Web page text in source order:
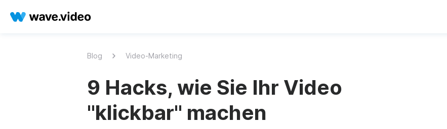
Blog Video-Marketing
9 Hacks, wie Sie Ihr Video
"klickbar" machen